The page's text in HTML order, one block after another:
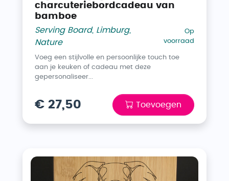
charcuteriebordcadeau van
bamboe
Serving Board, Limburg,
Nature
Op
voorraad
Voeg een stijlvolle en persoonlijke touch toe
aan je keuken of cadeau met deze
gepersonaliseer...
€ 27,50 Toevoegen